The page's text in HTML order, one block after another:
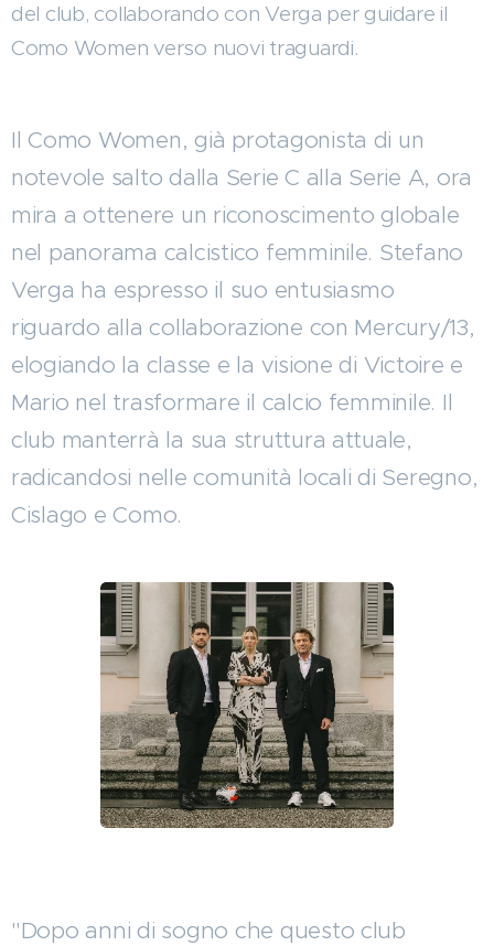
del club, collaborando con Verga per guidare il
Como Women verso nuovi traguardi.
Il Como Women, già protagonista di un
notevole salto dalla Serie C alla Serie A, ora
mira a ottenere un riconoscimento globale
nel panorama calcistico femminile. Stefano
Verga ha espresso il suo entusiasmo
riguardo alla collaborazione con Mercury/13,
elogiando la classe e la visione di Victoire e
Mario nel trasformare il calcio femminile. Il
club manterrà la sua struttura attuale,
radicandosi nelle comunità locali di Seregno,
Cislago e Como.
"Dopo anni di sogno che questo club